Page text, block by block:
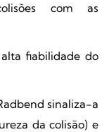
com as
fiabilidade do
sinaliza-a
da colisão) e